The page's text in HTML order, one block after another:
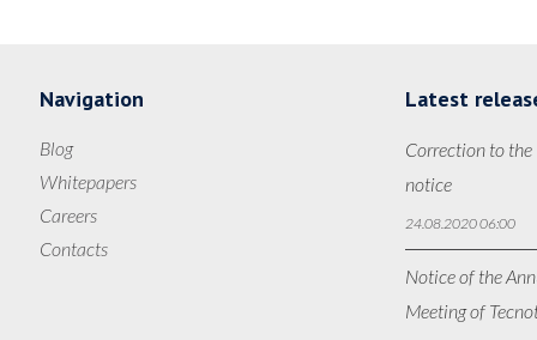
Navigation
Blog
Whitepapers
Careers
Contacts
Latest
Correction to
notice
24.08.2020 06:00
Notice of the
Meeting of